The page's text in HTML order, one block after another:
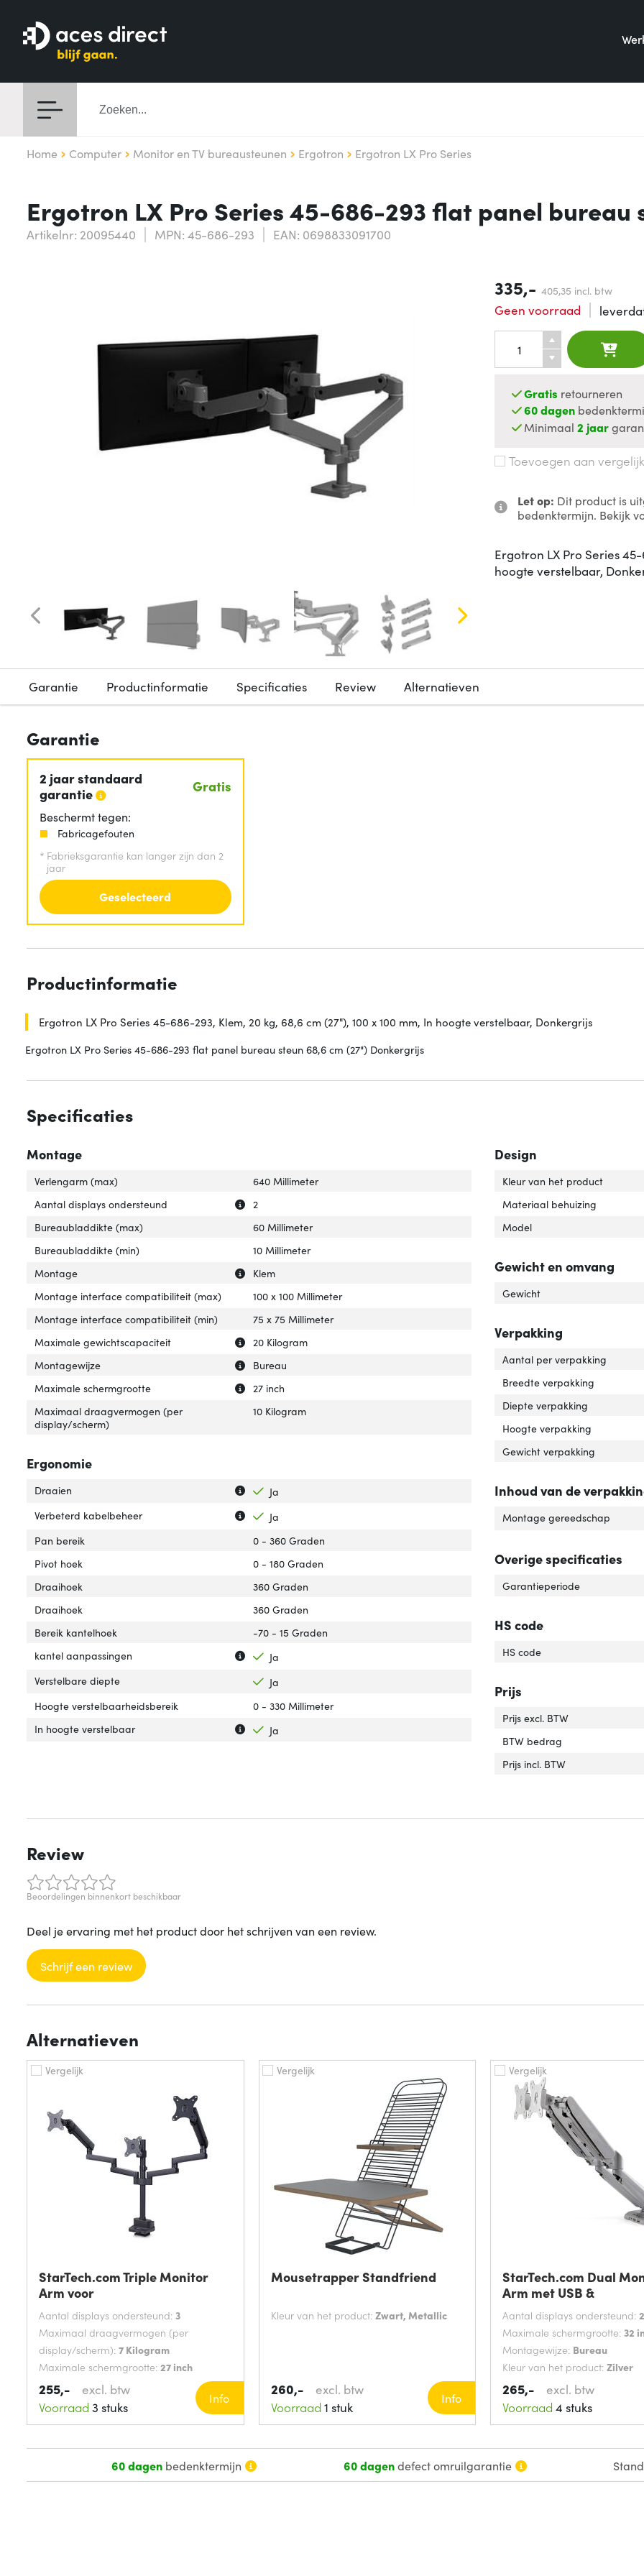
Home Computer Monitor en TV bureausteunen Ergotron Ergotron LX Pro Series
Ergotron LX Pro Series 45-686-293 flat panel bureau
Artikelnr: 20095440 MPN: 45-686-293 EAN: 0698833091700
335,- 405,35 incl. btw
Geen voorraad
Gratis retourneren
60 dagen
Minimaal2 jaar
Toevoegen aan
Let op: Dit product is
bedenktermijn. Bekijk
Ergotron LX Pro Series
hoogte verstelbaar,
Garantie Productinformatie Specificaties Review Alternatieven
Garantie
2 jaar standaard
garantie
Gratis
Beschermt tegen:
Fabricagefouten
* Fabrieksgarantie kan langer zijn dan 2
jaar
Geselecteerd
Productinformatie
Ergotron LX Pro Series 45-686-293, Klem, 20 kg, 68,6 cm (27"), 100 x 100 mm, In hoogte verstelbaar, Donkergrijs
Ergotron LX Pro Series 45-686-293 flat panel bureau steun 68,6 cm (27") Donkergrijs
Specificaties
Montage
Verlengarm (max)
640 Millimeter
Uitleg over 'Aantal displays ondersteund'
Verberg uitleg over 'Aantal displays ondersteund'
Aantal displays ondersteund
2
Bureaubladdikte (max)
60 Millimeter
Bureaubladdikte (min)
10 Millimeter
Uitleg over 'Montage'
Verberg uitleg over 'Montage'
Montage
Klem
Montage interface compatibiliteit (max)
100 x 100 Millimeter
Montage interface compatibiliteit (min)
75 x 75 Millimeter
Uitleg over 'Maximale gewichtscapaciteit'
Verberg uitleg over 'Maximale gewichtscapaciteit'
Maximale gewichtscapaciteit
20 Kilogram
Uitleg over 'Montagewijze'
Verberg uitleg over 'Montagewijze'
Montagewijze
Bureau
Uitleg over 'Maximale schermgrootte'
Verberg uitleg over 'Maximale schermgrootte'
Maximale schermgrootte
27 inch
Maximaal draagvermogen (per
display/scherm)
10 Kilogram
Ergonomie
Uitleg over 'Draaien'
Verberg uitleg over 'Draaien'
Draaien
Ja
Uitleg over 'Verbeterd kabelbeheer'
Verberg uitleg over 'Verbeterd kabelbeheer'
Verbeterd kabelbeheer
Ja
Pan bereik
0 - 360 Graden
Pivot hoek
0 - 180 Graden
Draaihoek
360 Graden
Draaihoek
360 Graden
Bereik kantelhoek
-70 - 15 Graden
Uitleg over 'kantel aanpassingen'
Verberg uitleg over 'kantel aanpassingen'
kantel aanpassingen
Ja
Verstelbare diepte
Ja
Hoogte verstelbaarheidsbereik
0 - 330 Millimeter
Uitleg over 'In hoogte verstelbaar'
Verberg uitleg over 'In hoogte verstelbaar'
In hoogte verstelbaar Ja
Design
Kleur van het product
Materiaal behuizing
Model
Gewicht en omvang
Gewicht
Verpakking
Aantal per verpakking
Breedte verpakking
Diepte verpakking
Hoogte verpakking
Gewicht verpakking
Inhoud van de
Montage gereedschap
Overige specificaties
Garantieperiode
HS code
HS code
Prijs
Prijs excl. BTW
BTW bedrag
Prijs incl. BTW
Review
Beoordelingen binnenkort beschikbaar
Deel je ervaring met het product door het schrijven van een review.
Schrijf een review
Alternatieven
Vergelijk
StarTech.com Triple Monitor
Arm voor
Aantal displays ondersteund: 3
Maximaal draagvermogen (per
display/scherm): 7 Kilogram
Maximale schermgrootte: 27 inch
Montagewijze: Bureau
255,-
excl. btw
Voorraad 3 stuks
Info
Vergelijk
Mousetrapper Standfriend
Kleur van het product: Zwart, Metallic
260,-
excl. btw
Voorraad 1 stuk
Info
Vergelijk
StarTech.com Dual
Arm met USB &
Aantal displays ondersteund: 2
Maximale schermgrootte: 32
Montagewijze: Bureau
Kleur van het product: Zilver
265,-
excl. btw
Voorraad 4 stuks
60 dagenbedenktermijn 60 dagendefect omruilgarantie